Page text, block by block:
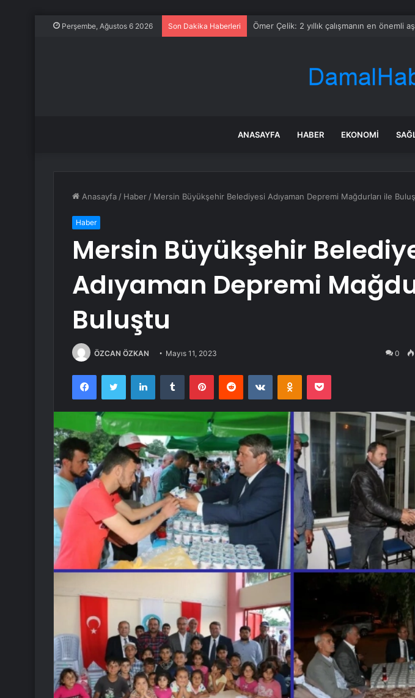
Perşembe, Ağustos 6 2026 Son Dakika Haberleri Ömer Çelik: 2 yıllık çalışmanın en önemli
ANASAYFA HABER EKONOMI
Anasayfa / Haber / Mersin Büyükşehir Belediyesi Adıyaman Depremi Mağdurları ile
Haber
Mersin Büyükşehir
Adıyaman Depremi
Buluştu
ÖZCAN ÖZKAN Mayıs 11, 2023 0
FacebookTwitter LinkedInTumblr PinterestReddit VKontakteOdnoklassniki
Pocket